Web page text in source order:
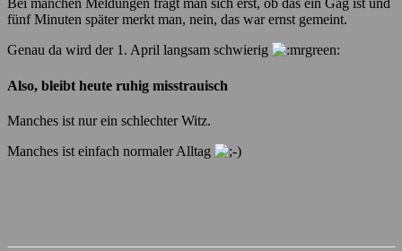
Bei manchen Meldungen fragt man sich erst, ob das ein Gag ist und
fünf Minuten später merkt man, nein, das war ernst gemeint.
Genau da wird der 1. April langsam schwierig
Also, bleibt heute ruhig misstrauisch
Manches ist nur ein schlechter Witz.
Manches ist einfach normaler Alltag